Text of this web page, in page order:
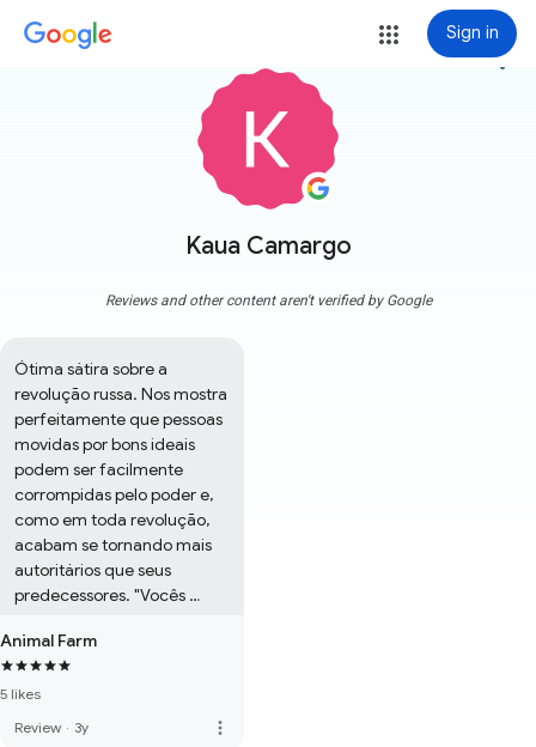
Sign in
Kaua Camargo
more_vert
Reviews and other content aren't verified by Google
Ótima sátira sobre a
revolução russa. Nos mostra
perfeitamente que pessoas
movidas por bons ideais
podem ser facilmente
corrompidas pelo poder e,
como em toda revolução,
acabam se tornando mais
autoritários que seus
predecessores. "Vocês
alguma coisa muito pior vai
preencher o vazio se
depuserem ele".
Animal Farm
5 likes
Review · 3y more_vert